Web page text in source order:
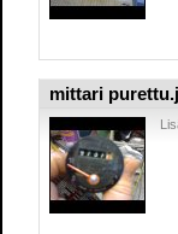
mittari